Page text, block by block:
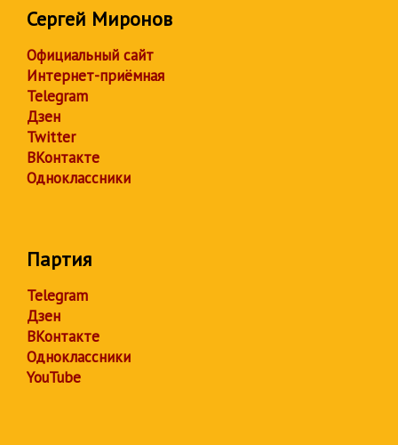
Сергей Миронов
Официальный сайт
Интернет-приёмная
Telegram
Дзен
Twitter
ВКонтакте
Одноклассники
Партия
Telegram
Дзен
ВКонтакте
Одноклассники
YouTube